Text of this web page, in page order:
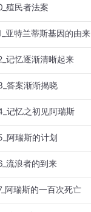
殖民者法案
亚特兰蒂斯基因的由来
记忆逐渐清晰起来
答案渐渐揭晓
记忆之初见阿瑞斯
阿瑞斯的计划
流浪者的到来
阿瑞斯的一百次死亡